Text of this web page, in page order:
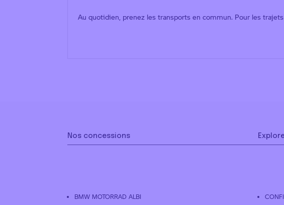
Au quotidien, prenez les transports en commun. Pour les
Nos concessions
BMW MOTORRAD ALBI